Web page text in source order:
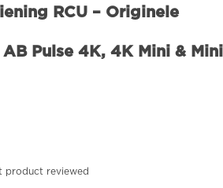
RCU – Originele
Pulse 4K, 4K Mini & Mini
product reviewed